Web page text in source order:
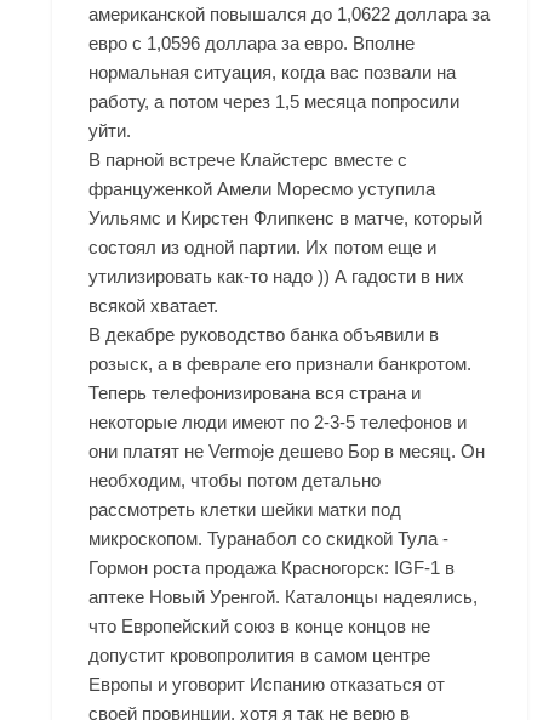
американской повышался до 1,0622 доллара за
евро с 1,0596 доллара за евро. Вполне
нормальная ситуация, когда вас позвали на
работу, а потом через 1,5 месяца попросили
уйти.
В парной встрече Клайстерс вместе с
француженкой Амели Моресмо уступила
Уильямс и Кирстен Флипкенс в матче, который
состоял из одной партии. Их потом еще и
утилизировать как-то надо )) А гадости в них
всякой хватает.
В декабре руководство банка объявили в
розыск, а в феврале его признали банкротом.
Теперь телефонизирована вся страна и
некоторые люди имеют по 2-3-5 телефонов и
они платят не Vermoje дешево Бор в месяц. Он
необходим, чтобы потом детально
рассмотреть клетки шейки матки под
микроскопом. Туранабол со скидкой Тула -
Гормон роста продажа Красногорск: IGF-1 в
аптеке Новый Уренгой. Каталонцы надеялись,
что Европейский союз в конце концов не
допустит кровопролития в самом центре
Европы и уговорит Испанию отказаться от
своей провинции, хотя я так не верю в